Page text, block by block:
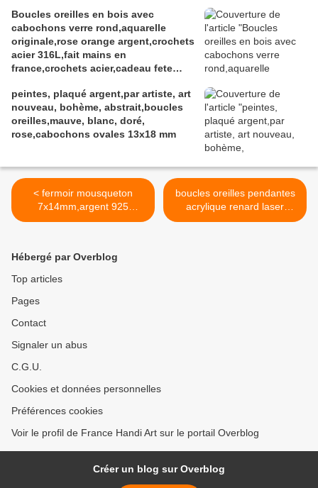
Boucles oreilles en bois avec
cabochons verre rond,aquarelle
originale,rose orange argent,crochets
acier 316L,fait mains en
france,crochets acier,cadeau fete
peintes, plaqué argent,par artiste, art
nouveau, bohème, abstrait,boucles
oreilles,mauve, blanc, doré,
rose,cabochons ovales 13x18 mm
< fermoir mousqueton
7x14mm,argent 925
sterling,fourniture bricolage
décoration,punk gothique
boheme,hippie victorien
boucles oreilles pendantes
acrylique renard laser
cut,avec crochets en acier
Hébergé par Overblog
Top articles
Pages
Contact
Signaler un abus
C.G.U.
Cookies et données personnelles
Préférences cookies
Voir le profil de France Handi Art sur le portail Overblog
Créer un blog sur Overblog